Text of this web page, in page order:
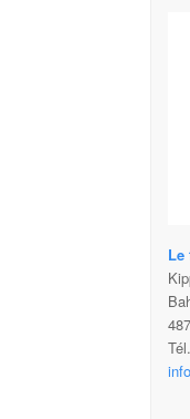
Le